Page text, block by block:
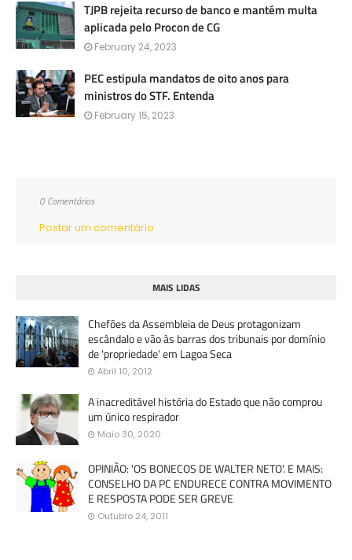
TJPB rejeita recurso de banco e mantém multa
aplicada pelo Procon de CG
February 24, 2023
PEC estipula mandatos de oito anos para
ministros do STF. Entenda
February 15, 2023
0 Comentários
Postar um comentário
MAIS LIDAS
Chefões da Assembleia de Deus protagonizam
escândalo e vão às barras dos tribunais por domínio
de 'propriedade' em Lagoa Seca
Abril 10, 2012
A inacreditável história do Estado que não comprou
um único respirador
Maio 30, 2020
OPINIÃO: 'OS BONECOS DE WALTER NETO'. E MAIS:
CONSELHO DA PC ENDURECE CONTRA MOVIMENTO
E RESPOSTA PODE SER GREVE
Outubro 24, 2011